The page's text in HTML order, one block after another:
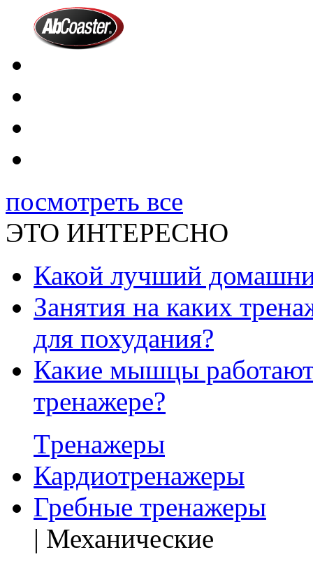
посмотреть все
ЭТО ИНТЕРЕСНО
Какой лучший
Занятия на каких
для похудания?
Какие мышцы работают
тренажере?
Tренажеры
Кардиотренажеры
Гребные тренажеры
| Механические